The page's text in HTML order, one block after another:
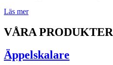
Läs mer
VÅRA PRODUKTER
Äppelskalare